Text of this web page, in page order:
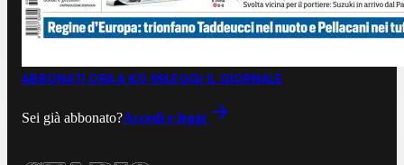
ABBONATI ORA A €0,99LEGGI IL GIORNALE
Sei già abbonato?Accedi e leggi